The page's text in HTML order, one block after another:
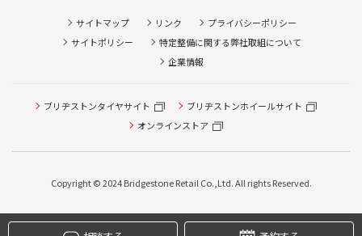
サイトマップ リンク
プライバシーポリシー
サイトポリシー
特定整備に関する弊社取組について
企業情報
ブリヂストンタイヤサイト
ブリヂストンホイールサイト
オンラインストア
Copyright © 2024 Bridgestone Retail Co.,Ltd. All rights Reserved.
タイヤ点検・安全点検/タイヤ履き替え/オイル交換/その他
ピット作業の予約
本日のタイヤ履き替え順番待ち予約 ※クローク契約会員の